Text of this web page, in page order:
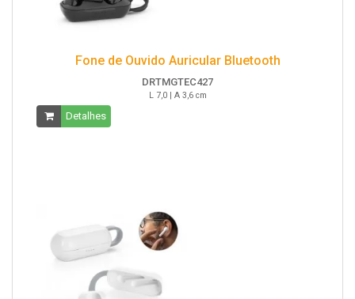
Fone de Ouvido Auricular Bluetooth
DRTMGTEC427
L 7,0 | A 3,6 cm
Detalhes